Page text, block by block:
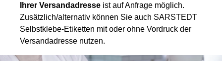
Ihrer Versandadresse ist auf Anfrage möglich.
Zusätzlich/alternativ können Sie auch SARSTEDT
Selbstklebe-Etiketten mit oder ohne Vordruck der
Versandadresse nutzen.